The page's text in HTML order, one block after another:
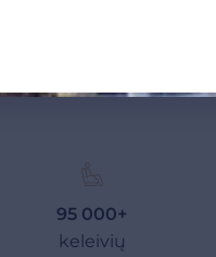
95 000+
keleivių